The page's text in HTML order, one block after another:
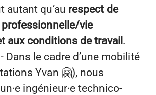
autant qu’au respect de
professionnelle/vie
aux conditions de travail .
- Dans le cadre d’une mobilité
Yvan 🤗), nous
ingénieur·e technico-